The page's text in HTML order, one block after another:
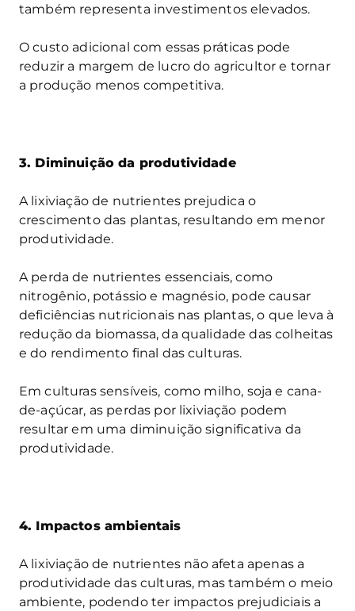
também representa investimentos elevados.
O custo adicional com essas práticas pode
reduzir a margem de lucro do agricultor e tornar
a produção menos competitiva.
3. Diminuição da produtividade
A lixiviação de nutrientes prejudica o
crescimento das plantas, resultando em menor
produtividade.
A perda de nutrientes essenciais, como
nitrogênio, potássio e magnésio, pode causar
deficiências nutricionais nas plantas, o que leva à
redução da biomassa, da qualidade das colheitas
e do rendimento final das culturas.
Em culturas sensíveis, como milho, soja e cana-
de-açúcar, as perdas por lixiviação podem
resultar em uma diminuição significativa da
produtividade.
4. Impactos ambientais
A lixiviação de nutrientes não afeta apenas a
produtividade das culturas, mas também o meio
ambiente, podendo ter impactos prejudiciais a